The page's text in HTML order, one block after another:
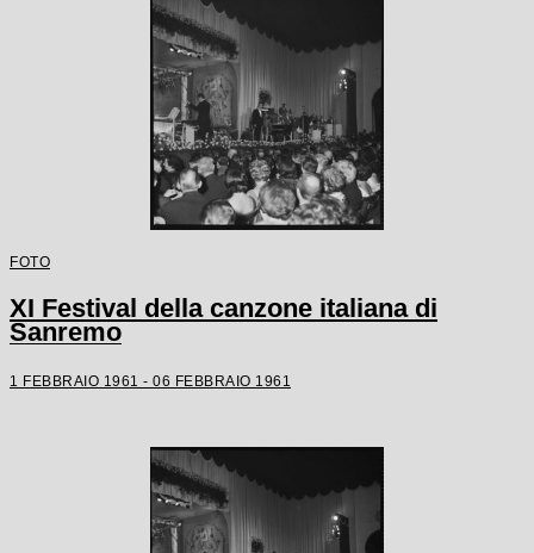
FOTO
XI Festival della canzone italiana di
Sanremo
1 FEBBRAIO 1961 - 06 FEBBRAIO 1961